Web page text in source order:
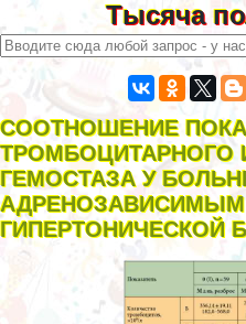
Тысяча
СООТНОШЕНИЕ
ТРОМБОЦИТАРНОГО
ГЕМОСТАЗА У
ГИПЕРТОНИЧЕСКОЙ